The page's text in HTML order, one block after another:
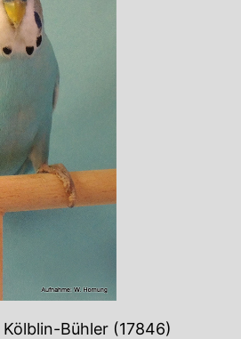
Bühler (17846)